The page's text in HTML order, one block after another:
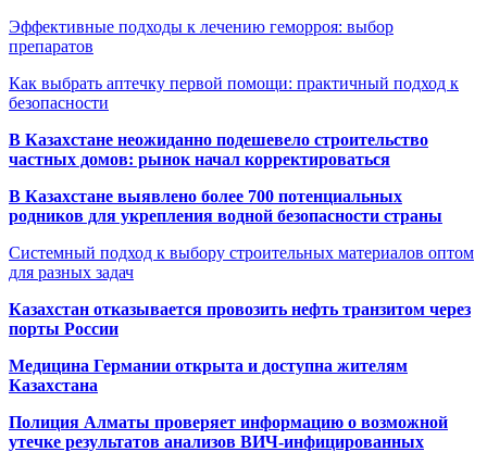
Эффективные подходы к лечению геморроя: выбор
препаратов
Как выбрать аптечку первой помощи: практичный подход к
безопасности
В Казахстане неожиданно подешевело строительство
частных домов: рынок начал корректироваться
В Казахстане выявлено более 700 потенциальных
родников для укрепления водной безопасности страны
Системный подход к выбору строительных материалов оптом
для разных задач
Казахстан отказывается провозить нефть транзитом через
порты России
Медицина Германии открыта и доступна жителям
Казахстана
Полиция Алматы проверяет информацию о возможной
утечке результатов анализов ВИЧ-инфицированных